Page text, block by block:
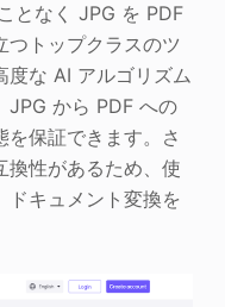
となく JPG を PDF
つトップクラスのツ
度な AI アルゴリズム
JPG から PDF への
保証できます。さ
換性があるため、使
ドキュメント変換を